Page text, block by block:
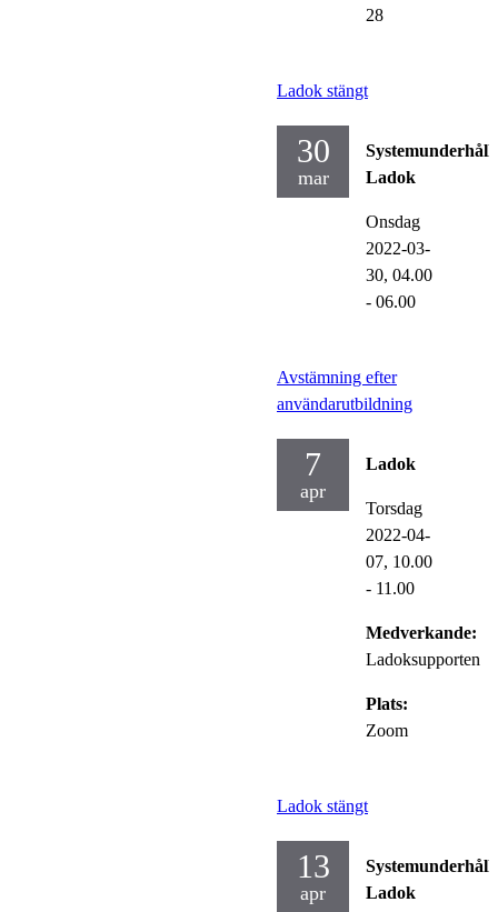
28
Ladok stängt
30
mar
Systemunderhåll
Ladok
Onsdag
2022-03-
30, 04.00
- 06.00
Avstämning efter
användarutbildning
7
apr
Ladok
Torsdag
2022-04-
07, 10.00
- 11.00
Medverkande:
Ladoksupporten
Plats:
Zoom
Ladok stängt
13
apr
Systemunderhåll
Ladok